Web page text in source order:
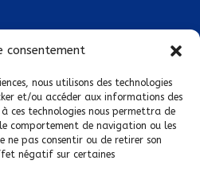
consentement
nous utilisons des technologies
et/ou accéder aux informations des
ces technologies nous permettra de
comportement de navigation ou les
ne pas consentir ou de retirer son
négatif sur certaines
·e !
vous !
vente